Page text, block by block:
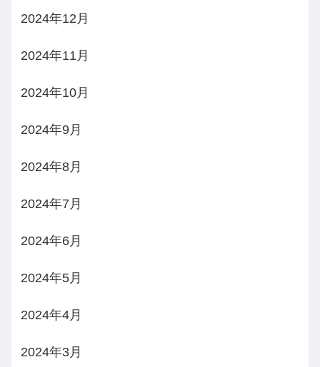
2024年12月
2024年11月
2024年10月
2024年9月
2024年8月
2024年7月
2024年6月
2024年5月
2024年4月
2024年3月